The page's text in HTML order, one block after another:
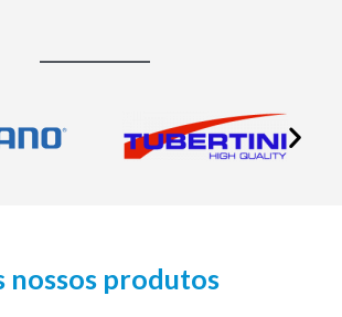
nossos produtos